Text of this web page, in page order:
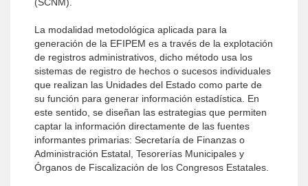
La modalidad metodológica aplicada para la
generación de la EFIPEM es a través de la explotación
de registros administrativos, dicho método usa los
sistemas de registro de hechos o sucesos individuales
que realizan las Unidades del Estado como parte de
su función para generar información estadística. En
este sentido, se diseñan las estrategias que permiten
captar la información directamente de las fuentes
informantes primarias: Secretaría de Finanzas o
Administración Estatal, Tesorerías Municipales y
Órganos de Fiscalización de los Congresos Estatales.